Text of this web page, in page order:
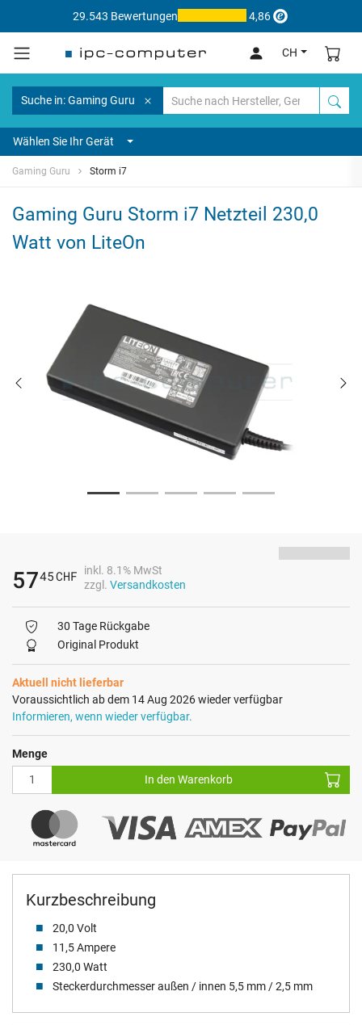
29.543 Bewertungen 4,86
CH
Suche in: Gaming Guru
Wählen Sie Ihr Gerät
Gaming Guru Storm i7
Gaming Guru Storm i7 Netzteil 230,0
Watt von LiteOn
Kurzbeschreibung
20,0 Volt
11,5 Ampere
230,0 Watt
Steckerdurchmesser außen / innen 5,5 mm / 2,5 mm
5745CHF
inkl. 8.1% MwSt
zzgl. Versandkosten
30 Tage Rückgabe
Original Produkt
Aktuell nicht lieferbar
Voraussichtlich ab dem 14 Aug 2026 wieder verfügbar
Informieren, wenn wieder verfügbar.
Menge
In den Warenkorb